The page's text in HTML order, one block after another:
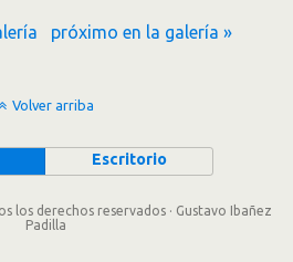
próximo en la galería »
Volver arriba
Escritorio
los derechos reservados · Gustavo Ibañez
Padilla